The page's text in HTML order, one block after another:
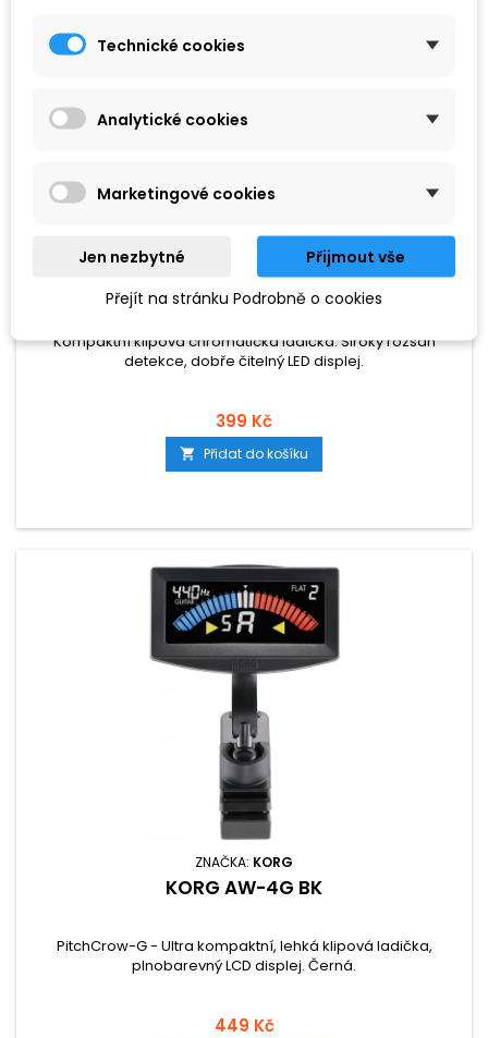
KORG PITCHCLIP 2
Kompaktní klipová chromatická ladička. Široký rozsah
detekce, dobře čitelný LED displej.
399 Kč
 Přidat do košíku
ZNAČKA: KORG
KORG AW-4G BK
PitchCrow-G - Ultra kompaktní, lehká klipová ladička,
plnobarevný LCD displej. Černá.
449 Kč
Technické cookies
Analytické cookies
Marketingové cookies
Jen nezbytné
Přijmout vše
Přejít na stránku Podrobně o cookies